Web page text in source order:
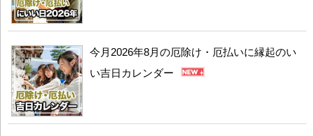
今月2026年8月の厄除け・厄払いに縁起のい
い吉日カレンダー